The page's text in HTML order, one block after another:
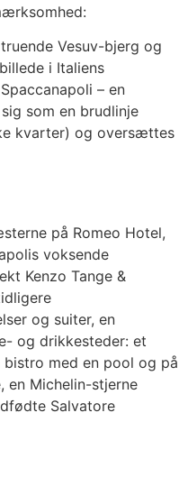
Vesuv-bjerg og
i Italiens
– en
som en brudlinje
kvarter) og oversættes
på Romeo Hotel,
voksende
Kenzo Tange &
og suiter, en
og drikkesteder: et
med en pool og på
en Michelin-stjerne
Salvatore